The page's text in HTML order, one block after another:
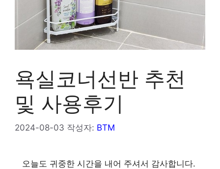
욕실코너선반 추천
및 사용후기
2024-08-03 작성자: BTM
오늘도 귀중한 시간을 내어 주셔서 감사합니다.